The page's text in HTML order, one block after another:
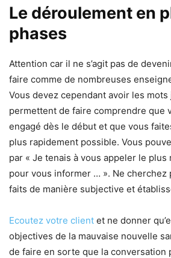
Le déroulement en
phases
Attention car il ne s’agit pas de
faire comme de nombreuses
Vous devez cependant avoir les
permettent de faire comprendre que
engagé dès le début et que vous
plus rapidement possible. Vous
par « Je tenais à vous appeler le
pour vous informer … ». Ne cherchez
faits de manière subjective et
Ecoutez votre client et ne donner
objectives de la mauvaise nouvelle
de faire en sorte que la conversation